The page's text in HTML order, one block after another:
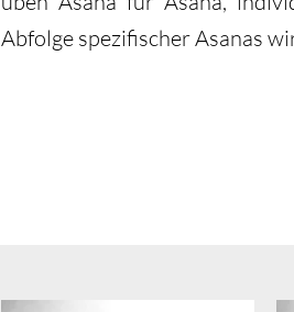
Abfolge spezifischer Asanas